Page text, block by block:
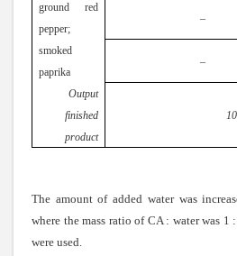
ground red
pepper;
–
smoked
paprika
–
Output
finished
product
The amount of added water was
where the mass ratio of CA : water was
were used.